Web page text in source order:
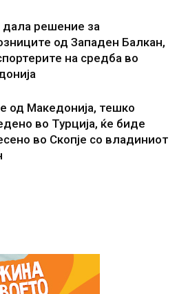
дала решение за
од Западен Балкан,
на средба во
од Македонија, тешко
во Турција, ќе биде
во Скопје со владиниот